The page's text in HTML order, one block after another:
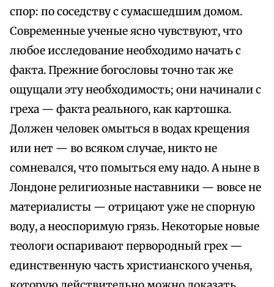
спор: по соседству с сумасшедшим домом.
Современные ученые ясно чувствуют, что
любое исследование необходимо начать с
факта. Прежние богословы точно так же
ощущали эту необходимость; они начинали с
греха — факта реального, как картошка.
Должен человек омыться в водах крещения
или нет — во всяком случае, никто не
сомневался, что помыться ему надо. А ныне в
Лондоне религиозные наставники — вовсе не
материалисты — отрицают уже не спорную
воду, а неоспоримую грязь. Некоторые новые
теологи оспаривают первородный грех —
единственную часть христианского ученья,